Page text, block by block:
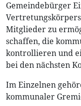
Gemeindebürger
Mitglieder zu
schaffen, die
kontrollieren und
bei den nächsten
Im Einzelnen
kommunaler